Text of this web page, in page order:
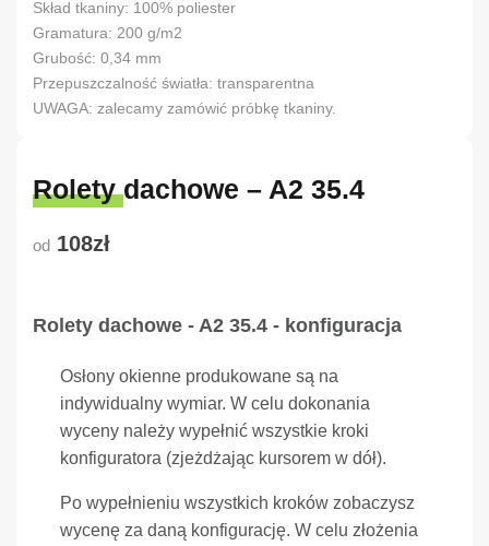
Skład tkaniny: 100% poliester
Gramatura: 200 g/m2
Grubość: 0,34 mm
Przepuszczalność światła: transparentna
UWAGA: zalecamy zamówić próbkę tkaniny.
Rolety dachowe – A2 35.4
od 108zł
Rolety dachowe - A2 35.4 - konfiguracja
Osłony okienne produkowane są na
indywidualny wymiar. W celu dokonania
wyceny należy wypełnić wszystkie kroki
konfiguratora (zjeżdżając kursorem w dół).
Po wypełnieniu wszystkich kroków zobaczysz
wycenę za daną konfigurację. W celu złożenia